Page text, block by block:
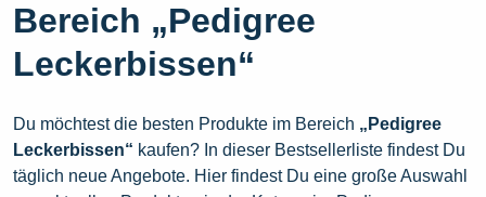
Bereich „Pedigree
Leckerbissen“
Du möchtest die besten Produkte im Bereich „Pedigree
Leckerbissen“ kaufen? In dieser Bestsellerliste findest Du
täglich neue Angebote. Hier findest Du eine große Auswahl